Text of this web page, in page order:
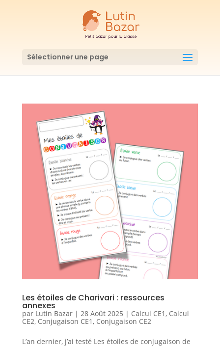
Sélectionner une page
Les étoiles de Charivari : ressources
annexes
par Lutin Bazar| 28 Août 2025 | Calcul CE1, Calcul
CE2, Conjugaison CE1, Conjugaison CE2
L’an dernier, j’ai testé Les étoiles de conjugaison de